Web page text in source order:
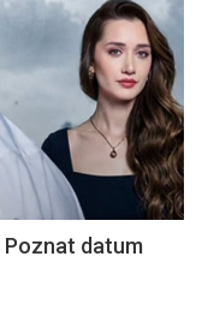
datum